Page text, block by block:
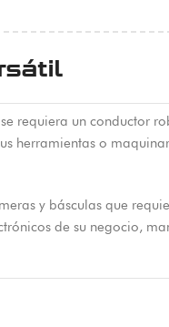
requiera un conductor
herramientas o
y básculas que
de su negocio,